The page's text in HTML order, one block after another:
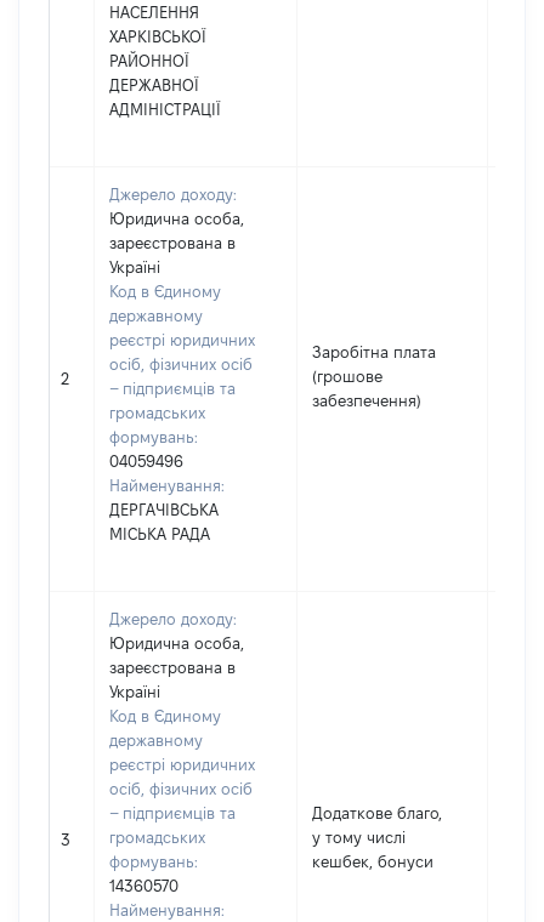
НАСЕЛЕННЯ
ХАРКІВСЬКОЇ
РАЙОННОЇ
ДЕРЖАВНОЇ
АДМІНІСТРАЦІЇ
2
Джерело доходу:
Юридична особа,
зареєстрована в
Україні
Код в Єдиному
державному
реєстрі юридичних
осіб, фізичних осіб
– підприємців та
громадських
формувань:
04059496
Найменування:
ДЕРГАЧІВСЬКА
МІСЬКА РАДА
Заробітна плата
(грошове
забезпечення)
3
Джерело доходу:
Юридична особа,
зареєстрована в
Україні
Код в Єдиному
державному
реєстрі юридичних
осіб, фізичних осіб
– підприємців та
громадських
формувань:
14360570
Найменування:
Додаткове благо,
у тому числі
кешбек, бонуси